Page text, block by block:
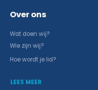
Over ons
Wat doen wij?
Wie zijn wij?
Hoe wordt je lid?
LEES MEER